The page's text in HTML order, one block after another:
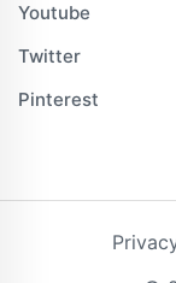
Youtube
Twitter
Pinterest